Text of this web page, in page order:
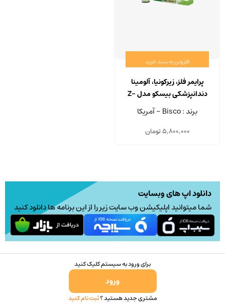
افزودن به سبد خرید
پرایمر فلز، زیرکونیا، آلومینا
دندانپزشکی بیسکو مدل Z-
PRIME PLUS حجم 2 میلی لیتر
برند : Bisco - آمریکا
5,800,000تومان
دانلود اپ های وبسایت
شما میتوانید اپلیکیشن وب سایت زیر را از این برنامه ها دانلود کنید
برای ورود به سیستم کلیک کنید
ورود
مشتری جدید هستید ؟ثبت نام کنید